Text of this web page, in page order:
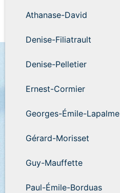
Athanase-David
Denise-Filiatrault
Denise-Pelletier
Ernest-Cormier
Georges-Émile-Lapalme
Gérard-Morisset
Guy-Mauffette
Paul-Émile-Borduas